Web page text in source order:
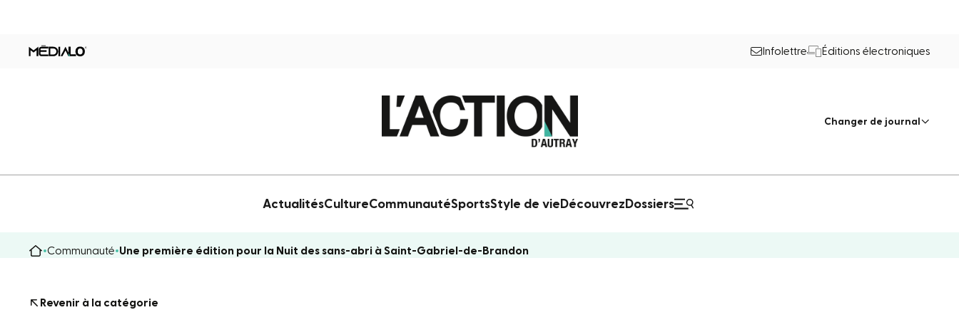
Infolettre Éditions électroniques
Changer de journal
ActualitésCultureCommunautéSportsStyle de vie Découvrez Dossiers
Communauté Une première édition pour la Nuit des sans-abri à Saint-Gabriel-de-Brandon
Revenir à la catégorie